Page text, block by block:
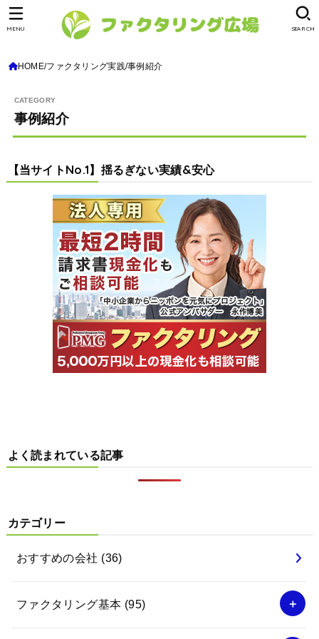
SEARCH
MENU
HOME ファクタリング実践 事例紹介
事例紹介
【当サイトNo.1】揺るぎない実績&安心
よく読まれている記事
カテゴリー
おすすめの会社 (36)
ファクタリング基本 (95)